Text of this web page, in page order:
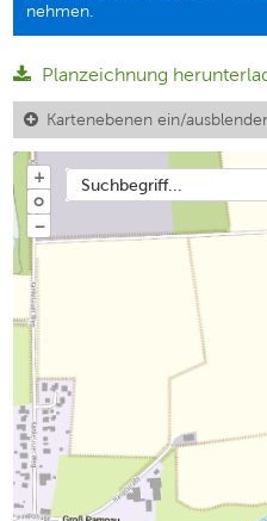
nehmen.
Planzeichnung
Kartenebenen ein/
Suchbegriff...
+
o
−